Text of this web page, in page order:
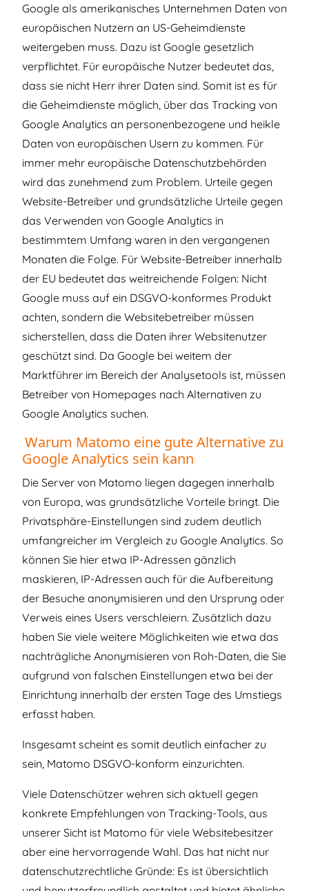
Google als amerikanisches Unternehmen Daten von
europäischen Nutzern an US-Geheimdienste
weitergeben muss. Dazu ist Google gesetzlich
verpflichtet. Für europäische Nutzer bedeutet das,
dass sie nicht Herr ihrer Daten sind. Somit ist es für
die Geheimdienste möglich, über das Tracking von
Google Analytics an personenbezogene und heikle
Daten von europäischen Usern zu kommen. Für
immer mehr europäische Datenschutzbehörden
wird das zunehmend zum Problem. Urteile gegen
Website-Betreiber und grundsätzliche Urteile gegen
das Verwenden von Google Analytics in
bestimmtem Umfang waren in den vergangenen
Monaten die Folge. Für Website-Betreiber innerhalb
der EU bedeutet das weitreichende Folgen: Nicht
Google muss auf ein DSGVO-konformes Produkt
achten, sondern die Websitebetreiber müssen
sicherstellen, dass die Daten ihrer Websitenutzer
geschützt sind. Da Google bei weitem der
Marktführer im Bereich der Analysetools ist, müssen
Betreiber von Homepages nach Alternativen zu
Google Analytics suchen.
Warum Matomo eine gute Alternative zu
Google Analytics sein kann
Die Server von Matomo liegen dagegen innerhalb
von Europa, was grundsätzliche Vorteile bringt. Die
Privatsphäre-Einstellungen sind zudem deutlich
umfangreicher im Vergleich zu Google Analytics. So
können Sie hier etwa IP-Adressen gänzlich
maskieren, IP-Adressen auch für die Aufbereitung
der Besuche anonymisieren und den Ursprung oder
Verweis eines Users verschleiern. Zusätzlich dazu
haben Sie viele weitere Möglichkeiten wie etwa das
nachträgliche Anonymisieren von Roh-Daten, die Sie
aufgrund von falschen Einstellungen etwa bei der
Einrichtung innerhalb der ersten Tage des Umstiegs
erfasst haben.
Insgesamt scheint es somit deutlich einfacher zu
sein, Matomo DSGVO-konform einzurichten.
Viele Datenschützer wehren sich aktuell gegen
konkrete Empfehlungen von Tracking-Tools, aus
unserer Sicht ist Matomo für viele Websitebesitzer
aber eine hervorragende Wahl. Das hat nicht nur
datenschutzrechtliche Gründe: Es ist übersichtlich